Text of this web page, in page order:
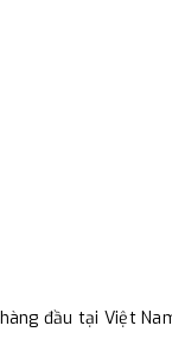
đầu tại Việt